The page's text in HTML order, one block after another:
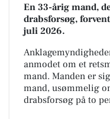
En 33-årig mand,
drabsforsøg,
juli 2026.
anmodet om et
mand. Manden er
mand, usømmelig
drabsforsøg på to